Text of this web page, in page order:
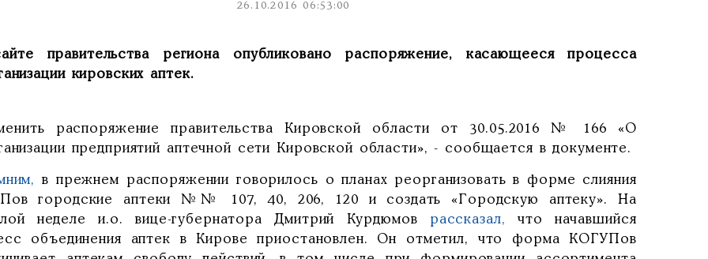
26.10.2016 06:53:00
правительства региона опубликовано распоряжение, касающееся процесса
кировских аптек.
распоряжение правительства Кировской области от 30.05.2016 № 166 «О
предприятий аптечной сети Кировской области», - сообщается в документе.
в прежнем распоряжении говорилось о планах реорганизовать в форме слияния
городские аптеки №№ 107, 40, 206, 120 и создать «Городскую аптеку». На
неделе и.о. вице-губернатора Дмитрий Курдюмов рассказал, что начавшийся
объединения аптек в Кирове приостановлен. Он отметил, что форма КОГУПов